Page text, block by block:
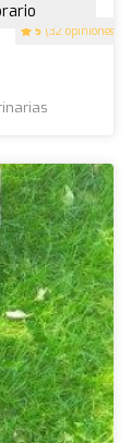
5 (32 opiniones)